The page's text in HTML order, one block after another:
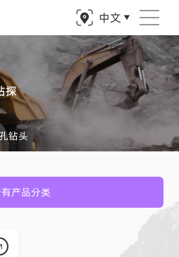
中文
探
钻头
产品分类